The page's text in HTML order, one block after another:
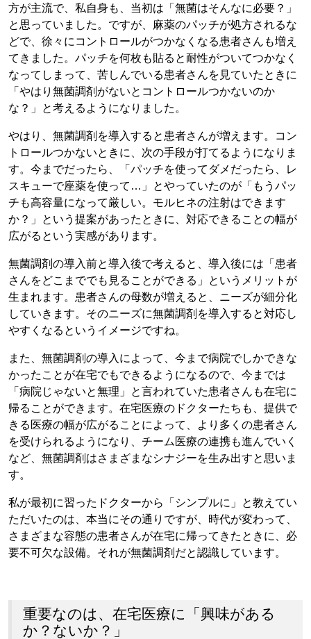
方が主流で、私自身も、当初は「無菌はそんなに必要？」
と思っていました。ですが、麻薬のパッチが処方されるな
どで、徐々にコントロールがつかなくなる患者さんも増え
てきました。パッチを何枚も貼ると耐性がついてつかなく
なってしまって、苦しんでいる患者さんを見ていたときに
「やはり無菌調剤がないとコントロールつかないのか
な？」と考えるようになりました。
やはり、無菌調剤を導入すると患者さんが増えます。コン
トロールつかないときに、次の手段が打てるようになりま
す。今までだったら、「パッチを使ってダメだったら、レ
スキューで座薬を使って…」とやっていたのが「もうパッ
チも高容量になって厳しい。モルヒネの注射はできます
か？」という提案があったときに、対応できることの幅が
広がるという実感があります。
無菌調剤の導入前と導入後で考えると、導入後には「患者
さんをどこまででも見ることができる」というメリットが
生まれます。患者さんの母数が増えると、ニーズが細分化
していきます。そのニーズに無菌調剤を導入すると対応し
やすくなるというイメージですね。
また、無菌調剤の導入によって、今まで病院でしかできな
かったことが在宅でもできるようになるので、今までは
「病院じゃないと無理」と言われていた患者さんも在宅に
帰ることができます。在宅医療のドクターたちも、提供で
きる医療の幅が広がることによって、より多くの患者さん
を受けられるようになり、チーム医療の連携も進んでいく
など、無菌調剤はさまざまなシナジーを生み出すと思いま
す。
私が最初に習ったドクターから「シンプルに」と教えてい
ただいたのは、本当にその通りですが、時代が変わって、
さまざまな容態の患者さんが在宅に帰ってきたときに、必
要不可欠な設備。それが無菌調剤だと認識しています。
重要なのは、在宅医療に「興味がある
か？ないか？」